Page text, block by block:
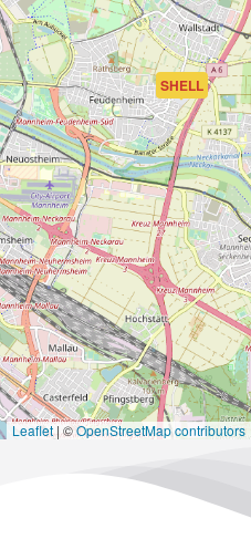
SHELL
Leaflet|©OpenStreetMap contributors